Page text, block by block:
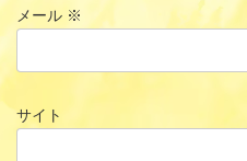
メール ※
サイト